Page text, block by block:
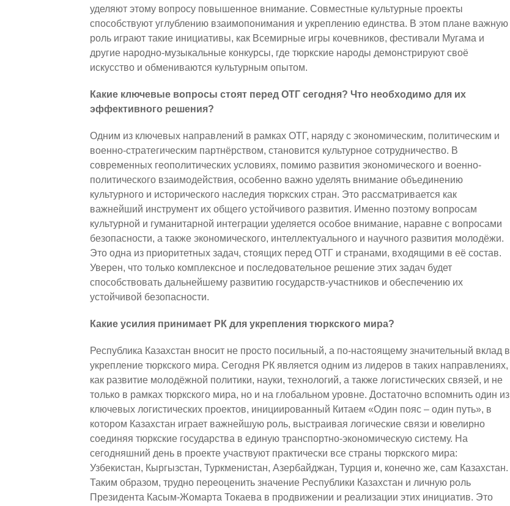
уделяют этому вопросу повышенное внимание. Совместные культурные проекты
способствуют углублению взаимопонимания и укреплению единства. В этом плане важную
роль играют такие инициативы, как Всемирные игры кочевников, фестивали Мугама и
другие народно-музыкальные конкурсы, где тюркские народы демонстрируют своё
искусство и обмениваются культурным опытом.
Какие ключевые вопросы стоят перед ОТГ сегодня? Что необходимо для их
эффективного решения?
Одним из ключевых направлений в рамках ОТГ, наряду с экономическим, политическим и
военно-стратегическим партнёрством, становится культурное сотрудничество. В
современных геополитических условиях, помимо развития экономического и военно-
политического взаимодействия, особенно важно уделять внимание объединению
культурного и исторического наследия тюркских стран. Это рассматривается как
важнейший инструмент их общего устойчивого развития. Именно поэтому вопросам
культурной и гуманитарной интеграции уделяется особое внимание, наравне с вопросами
безопасности, а также экономического, интеллектуального и научного развития молодёжи.
Это одна из приоритетных задач, стоящих перед ОТГ и странами, входящими в её состав.
Уверен, что только комплексное и последовательное решение этих задач будет
способствовать дальнейшему развитию государств-участников и обеспечению их
устойчивой безопасности.
Какие усилия принимает РК для укрепления тюркского мира?
Республика Казахстан вносит не просто посильный, а по-настоящему значительный вклад в
укрепление тюркского мира. Сегодня РК является одним из лидеров в таких направлениях,
как развитие молодёжной политики, науки, технологий, а также логистических связей, и не
только в рамках тюркского мира, но и на глобальном уровне. Достаточно вспомнить один из
ключевых логистических проектов, инициированный Китаем «Один пояс – один путь», в
котором Казахстан играет важнейшую роль, выстраивая логические связи и ювелирно
соединяя тюркские государства в единую транспортно-экономическую систему. На
сегодняшний день в проекте участвуют практически все страны тюркского мира:
Узбекистан, Кыргызстан, Туркменистан, Азербайджан, Турция и, конечно же, сам Казахстан.
Таким образом, трудно переоценить значение Республики Казахстан и личную роль
Президента Касым-Жомарта Токаева в продвижении и реализации этих инициатив. Это